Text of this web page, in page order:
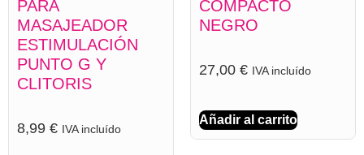
PARA
MASAJEADOR
ESTIMULACIÓN
PUNTO G Y
CLITORIS
8,99 € IVA incluído
COMPACTO
NEGRO
27,00 € IVA incluído
Añadir al carrito